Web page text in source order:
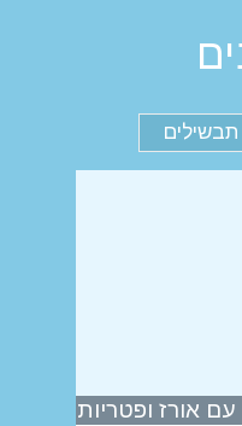
תבשילים
עם אורז ופטריות